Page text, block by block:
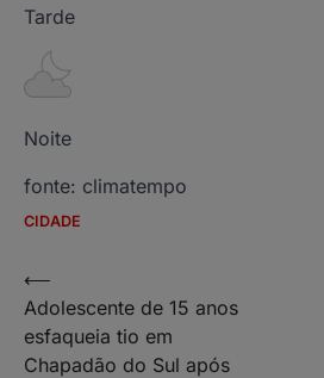
Tarde
Noite
fonte: climatempo
CIDADE
Navegação
de
Post
⟵
Adolescente de 15 anos
esfaqueia tio em
Chapadão do Sul após